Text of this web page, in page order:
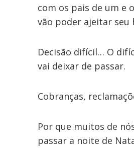
com os pais de um e
vão poder ajeitar seu
Decisão difícil… O
vai deixar de passar.
Cobranças,
Por que muitos de
passar a noite de